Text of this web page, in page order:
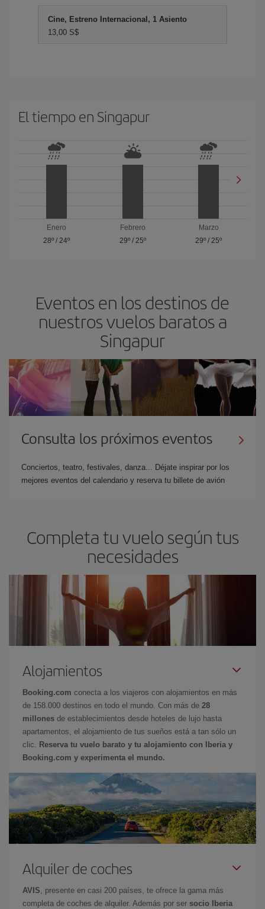
Cine, Estreno Internacional, 1 Asiento
13,00 S$
El tiempo en Singapur
Enero
28º/ 24º
Febrero
29º/ 25º
Marzo
29º / 25º
Eventos en los destinos de
nuestros vuelos baratos a
Singapur
Consulta los próximos eventos
Conciertos, teatro, festivales, danza... Déjate inspirar por los
mejores eventos del calendario y reserva tu billete de avión
Completa tu vuelo según tus
necesidades
Alojamientos
Booking.com conecta a los viajeros con alojamientos en más
de 158.000 destinos en todo el mundo. Con más de 28
millones de establecimientos desde hoteles de lujo hasta
apartamentos, el alojamiento de tus sueños está a tan sólo un
clic.
Reserva tu vuelo barato y tu alojamiento con Iberia y
Booking.com y experimenta el mundo.
Alquiler de coches
AVIS , presente en casi 200 países, te ofrece la gama más
completa de coches de alquiler. Además por ser socio Iberia